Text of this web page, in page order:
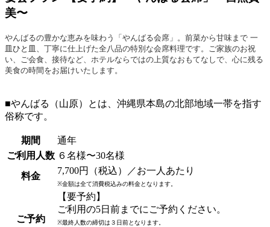
美〜
やんばるの豊かな恵みを味わう「やんばる会席」。 前菜から甘味まで 一
皿ひと皿
丁寧に仕上げた全八品の特別な会 席料理です。
ご家族のお祝
い、ご会食、接待など、 ホテルならではの上質なおもてなしで、 心に残る
美食の時間をお届けいたします。
■やんばる（山原）とは、沖縄県本島の北部地域一帯を指す
俗称です。
期間
通年
ご利用人数 ６名様〜30名様
料金
7,700円（税込）／お一人あたり
※金額は全て消費税込みの料金となります。
ご予約
【要予約】
ご利用の5日前までにご予約ください。
※最終人数の締切は３日前となります。